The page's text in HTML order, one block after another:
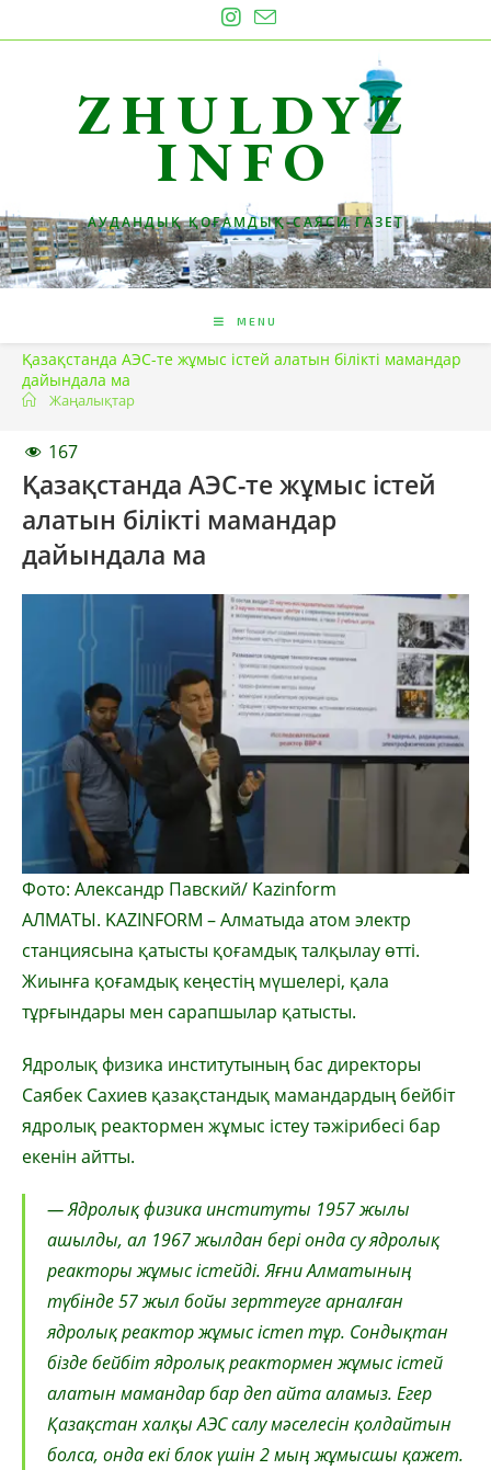
to
ZHULDYZ
INFO
АУДАНДЫҚ ҚОҒАМДЫҚ-САЯСИ ГАЗЕТ
MENU
Қазақстанда АЭС-те жұмыс істей алатын білікті мамандар
дайындала ма
Жаңалықтар
167
Қазақстанда АЭС-те жұмыс істей
алатын білікті мамандар
дайындала ма
Фото: Александр Павский/ Kazinform
АЛМАТЫ. KAZINFORM – Алматыда атом электр
станциясына қатысты қоғамдық талқылау өтті.
Жиынға қоғамдық кеңестің мүшелері, қала
тұрғындары мен сарапшылар қатысты.
Ядролық физика институтының бас директоры
Саябек Сахиев қазақстандық мамандардың бейбіт
ядролық реактормен жұмыс істеу тәжірибесі бар
екенін айтты.
— Ядролық физика институты 1957 жылы
ашылды, ал 1967 жылдан бері онда су ядролық
реакторы жұмыс істейді. Яғни Алматының
түбінде 57 жыл бойы зерттеуге арналған
ядролық реактор жұмыс істеп тұр. Сондықтан
бізде бейбіт ядролық реактормен жұмыс істей
алатын мамандар бар деп айта аламыз. Егер
Қазақстан халқы АЭС салу мәселесін қолдайтын
болса, онда екі блок үшін 2 мың жұмысшы қажет.